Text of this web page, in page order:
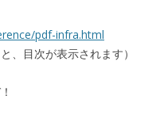
pdf-infra.html
、目次が表示されます）